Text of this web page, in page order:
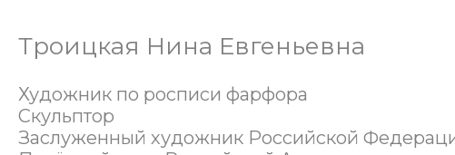
Троицкая Нина Евгеньевна
Художник по росписи фарфора
Cкульптор
Заслуженный художник Российской